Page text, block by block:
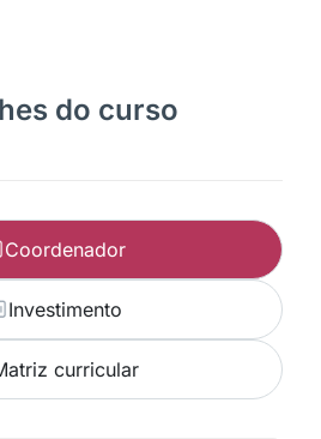
do curso
Coordenador
Investimento
curricular